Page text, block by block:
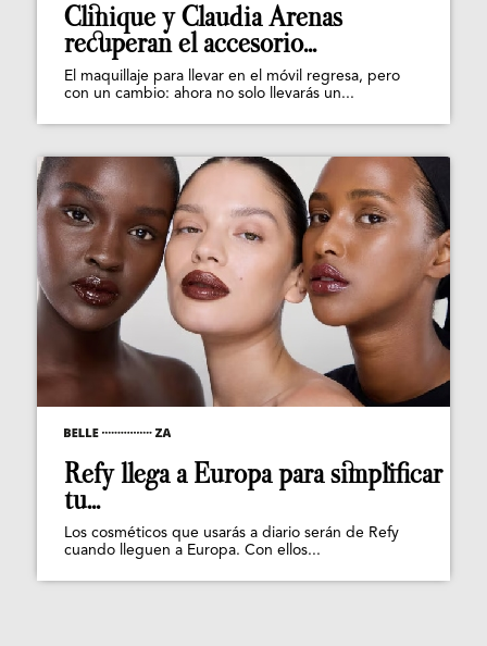
Clinique y Claudia Arenas
recuperan el accesorio...
El maquillaje para llevar en el móvil regresa, pero
con un cambio: ahora no solo llevarás un...
Refy llega a Europa para simplificar
tu...
Los cosméticos que usarás a diario serán de Refy
cuando lleguen a Europa. Con ellos...